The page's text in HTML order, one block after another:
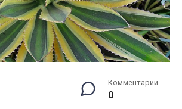
Комментарии
0